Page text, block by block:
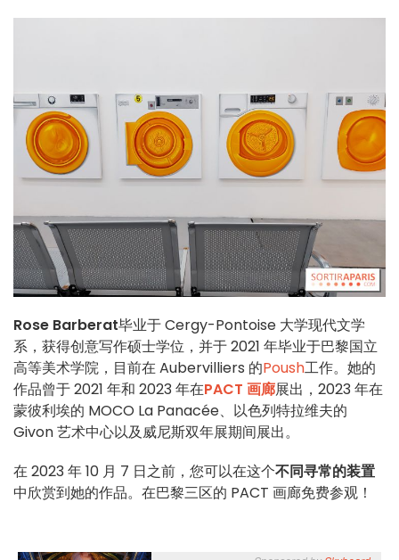
Rose Barberat毕业于 Cergy-Pontoise 大学现代文学
系，获得创意写作硕士学位，并于 2021 年毕业于巴黎国立
高等美术学院，目前在 Aubervilliers 的Poush工作。她的
作品曾于 2021 年和 2023 年在PACT 画廊展出，2023 年在
蒙彼利埃的 MOCO La Panacée、以色列特拉维夫的
Givon 艺术中心以及威尼斯双年展期间展出。
在 2023 年 10 月 7 日之前，您可以在这个不同寻常的装置
中欣赏到她的作品。在巴黎三区的 PACT 画廊免费参观！